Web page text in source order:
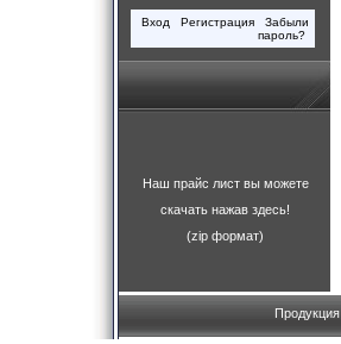
Вход Регистрация
Забыли
пароль?
Наш прайс лист вы можете
скачать нажав здесь!
(zip формат)
Продукция